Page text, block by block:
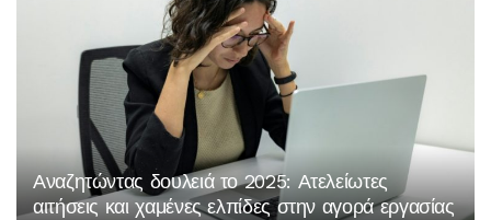
Αναζητώντας δουλειά το 2025: Ατελείωτες
αιτήσεις και χαμένες ελπίδες στην αγορά εργασίας